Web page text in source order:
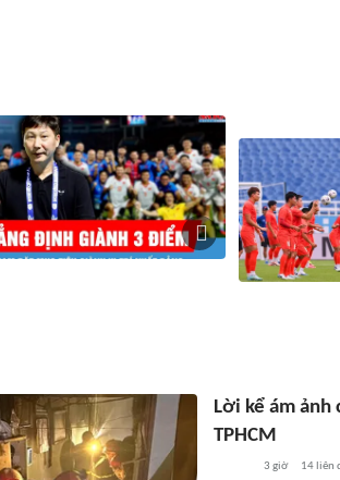
Lời kể ám ảnh
TPHCM
3 giờ 14liên